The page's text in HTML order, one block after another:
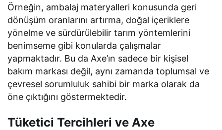
Örneğin, ambalaj materyalleri konusunda geri
dönüşüm oranlarını artırma, doğal içeriklere
yönelme ve sürdürülebilir tarım yöntemlerini
benimseme gibi konularda çalışmalar
yapmaktadır. Bu da Axe’ın sadece bir kişisel
bakım markası değil, aynı zamanda toplumsal ve
çevresel sorumluluk sahibi bir marka olarak da
öne çıktığını göstermektedir.
Tüketici Tercihleri ve Axe